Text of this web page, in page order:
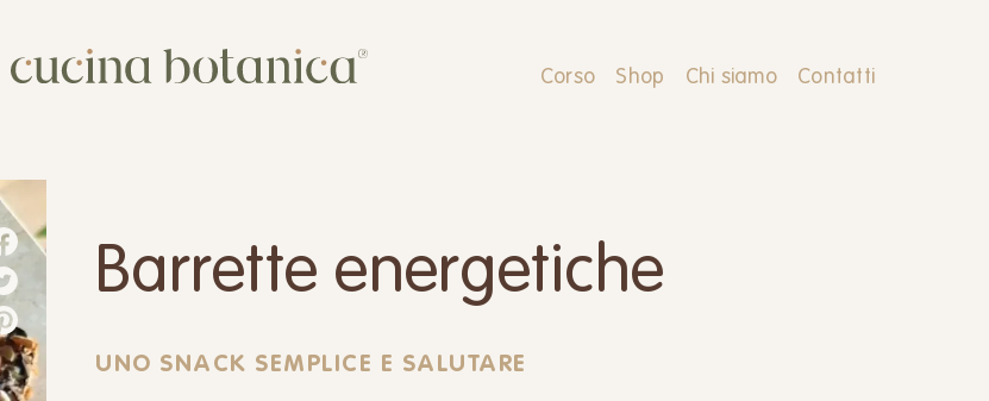
Corso Shop Chi siamo Contatti
Barrette energetiche
UNO SNACK SEMPLICE E SALUTARE